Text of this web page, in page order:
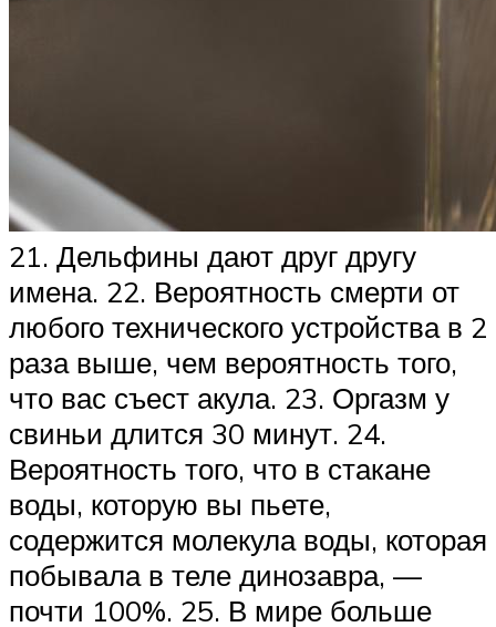
21. Дельфины дают друг другу
имена. 22. Вероятность смерти от
любого технического устройства в 2
раза выше, чем вероятность того,
что вас съест акула. 23. Оргазм у
свиньи длится 30 минут. 24.
Вероятность того, что в стакане
воды, которую вы пьете,
содержится молекула воды, которая
побывала в теле динозавра, —
почти 100%. 25. В мире больше